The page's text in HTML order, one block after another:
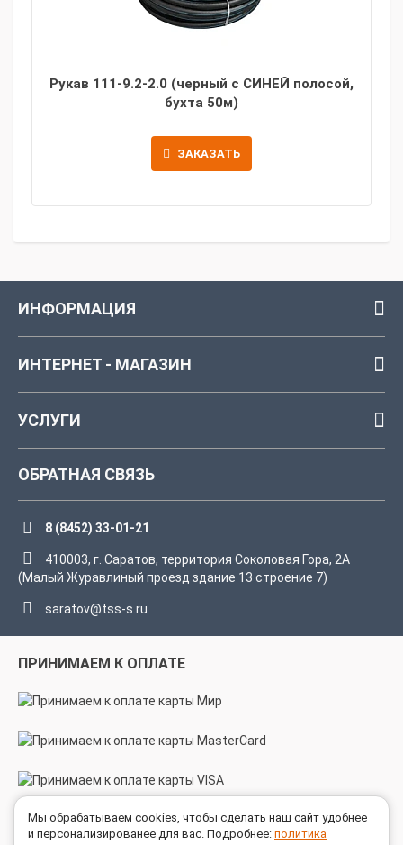
Рукав 111-9.2-2.0 (черный с СИНЕЙ полосой,
бухта 50м)
ЗАКАЗАТЬ
ИНФОРМАЦИЯ
ИНТЕРНЕТ - МАГАЗИН
УСЛУГИ
ОБРАТНАЯ СВЯЗЬ
8 (8452) 33-01-21
410003, г. Саратов, территория Соколовая Гора, 2А
(Малый Журавлиный проезд здание 13 строение 7)
saratov@tss-s.ru
ПРИНИМАЕМ К ОПЛАТЕ
МЫ В СОЦСЕТЯХ
Мы обрабатываем cookies, чтобы сделать наш сайт удобнее
и персонализированее для вас. Подробнее: политика